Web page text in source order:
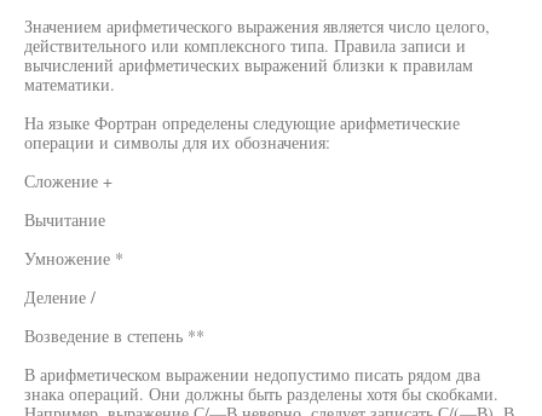
Значением арифметического выражения является число целого,
действительного или комплексного типа. Правила записи и
вычислений арифметических выражений близки к правилам
математики.
На языке Фортран определены следующие арифметические
операции и символы для их обозначения:
Сложение +
Вычитание
Умножение *
Деление /
Возведение в степень **
В арифметическом выражении недопустимо писать рядом два
знака операций. Они должны быть разделены хотя бы скобками.